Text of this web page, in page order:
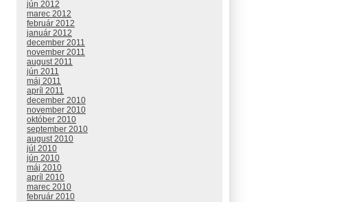
jún 2012
marec 2012
február 2012
január 2012
december 2011
november 2011
august 2011
jún 2011
máj 2011
apríl 2011
december 2010
november 2010
október 2010
september 2010
august 2010
júl 2010
jún 2010
máj 2010
apríl 2010
marec 2010
február 2010